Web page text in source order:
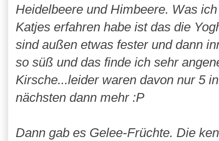
Heidelbeere und Himbeere. Was
Katjes erfahren habe ist das die
sind außen etwas fester und dann
so süß und das finde ich sehr
Kirsche...leider waren davon nur 5
nächsten dann mehr :P
Dann gab es Gelee-Früchte. Die